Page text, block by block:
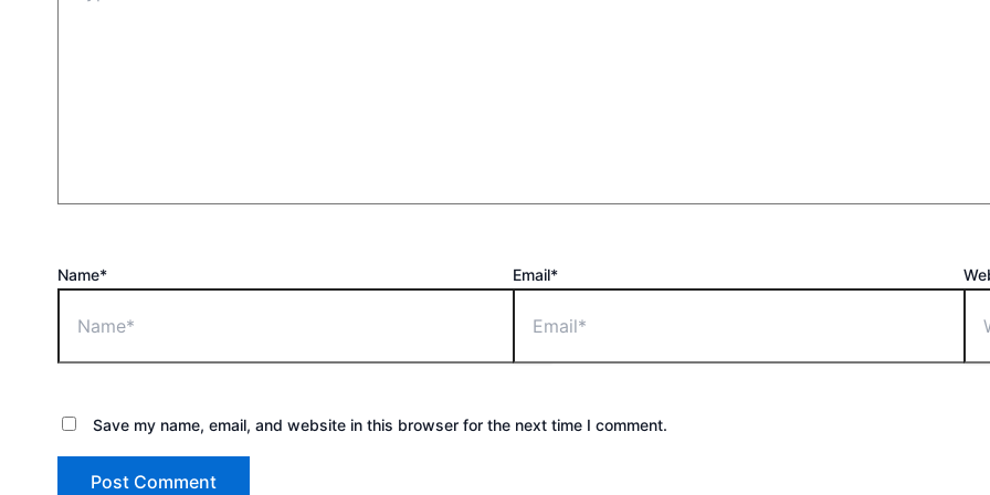
Name* Email*
Save my name, email, and website in this browser for the next time I comment.